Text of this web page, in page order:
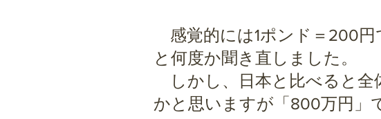
感覚的には1ポンド＝200円
と何度か聞き直しました。
しかし、日本と比べると全
かと思いますが「800万円」